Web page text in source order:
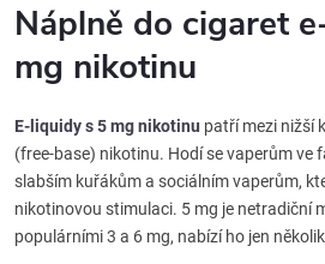
Náplně do cigaret
mg nikotinu
E-liquidy s 5 mg nikotinu patří mezi nižší
(free-base) nikotinu. Hodí se vaperům ve
slabším kuřákům a sociálním vaperům,
nikotinovou stimulaci. 5 mg je netradiční
populárními 3 a 6 mg, nabízí ho jen